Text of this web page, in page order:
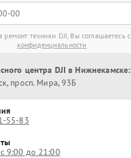
ремонт техники DJI, Вы соглашаетесь с
конфиденциальности
центра DJI в Нижнекамске:
просп. Мира, 93Б
55-83
9:00 до 21:00